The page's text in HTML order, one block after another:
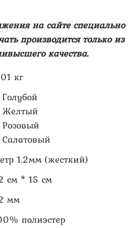
на сайте специально
производится только из
качества.
кг
Голубой
Желтый
Розовый
Салатовый
1.2мм (жесткий)
см * 15 см
мм
полиэстер